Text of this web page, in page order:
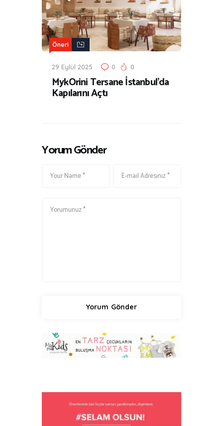
Öneri
29 Eylül 2025 0 0
MykOrini Tersane İstanbul’da
Kapılarını Açtı
Yorum Gönder